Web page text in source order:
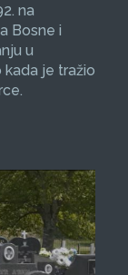
na
Bosne i
u
je tražio